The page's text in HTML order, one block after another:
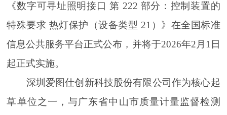
《数字可寻址照明接口 第 222 部分：控制装置的
特殊要求 热灯保护（设备类型 21）》在全国标准
信息公共服务平台正式公布，并将于2026年2月1日
起正式实施。
深圳爱图仕创新科技股份有限公司作为核心起
草单位之一，与广东省中山市质量计量监督检测